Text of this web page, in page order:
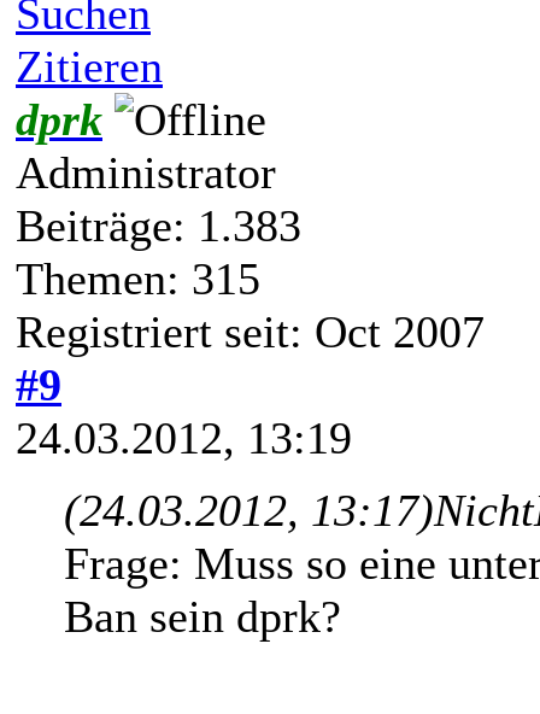
Suchen
Zitieren
dprk
Administrator
Beiträge: 1.383
Themen: 315
Registriert seit: Oct 2007
#9
24.03.2012, 13:19
(24.03.2012, 13:17)
Frage: Muss so eine
Ban sein dprk?